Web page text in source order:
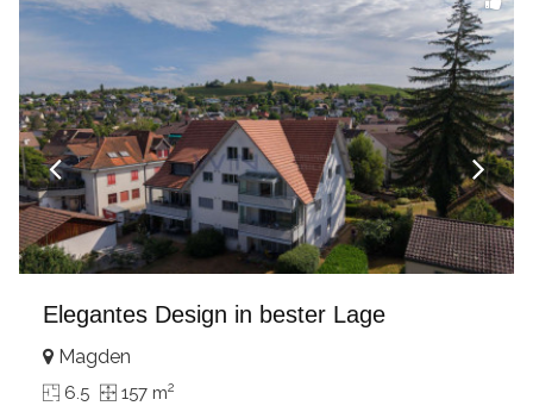
Elegantes Design in bester Lage
Magden
6.5 157 m2